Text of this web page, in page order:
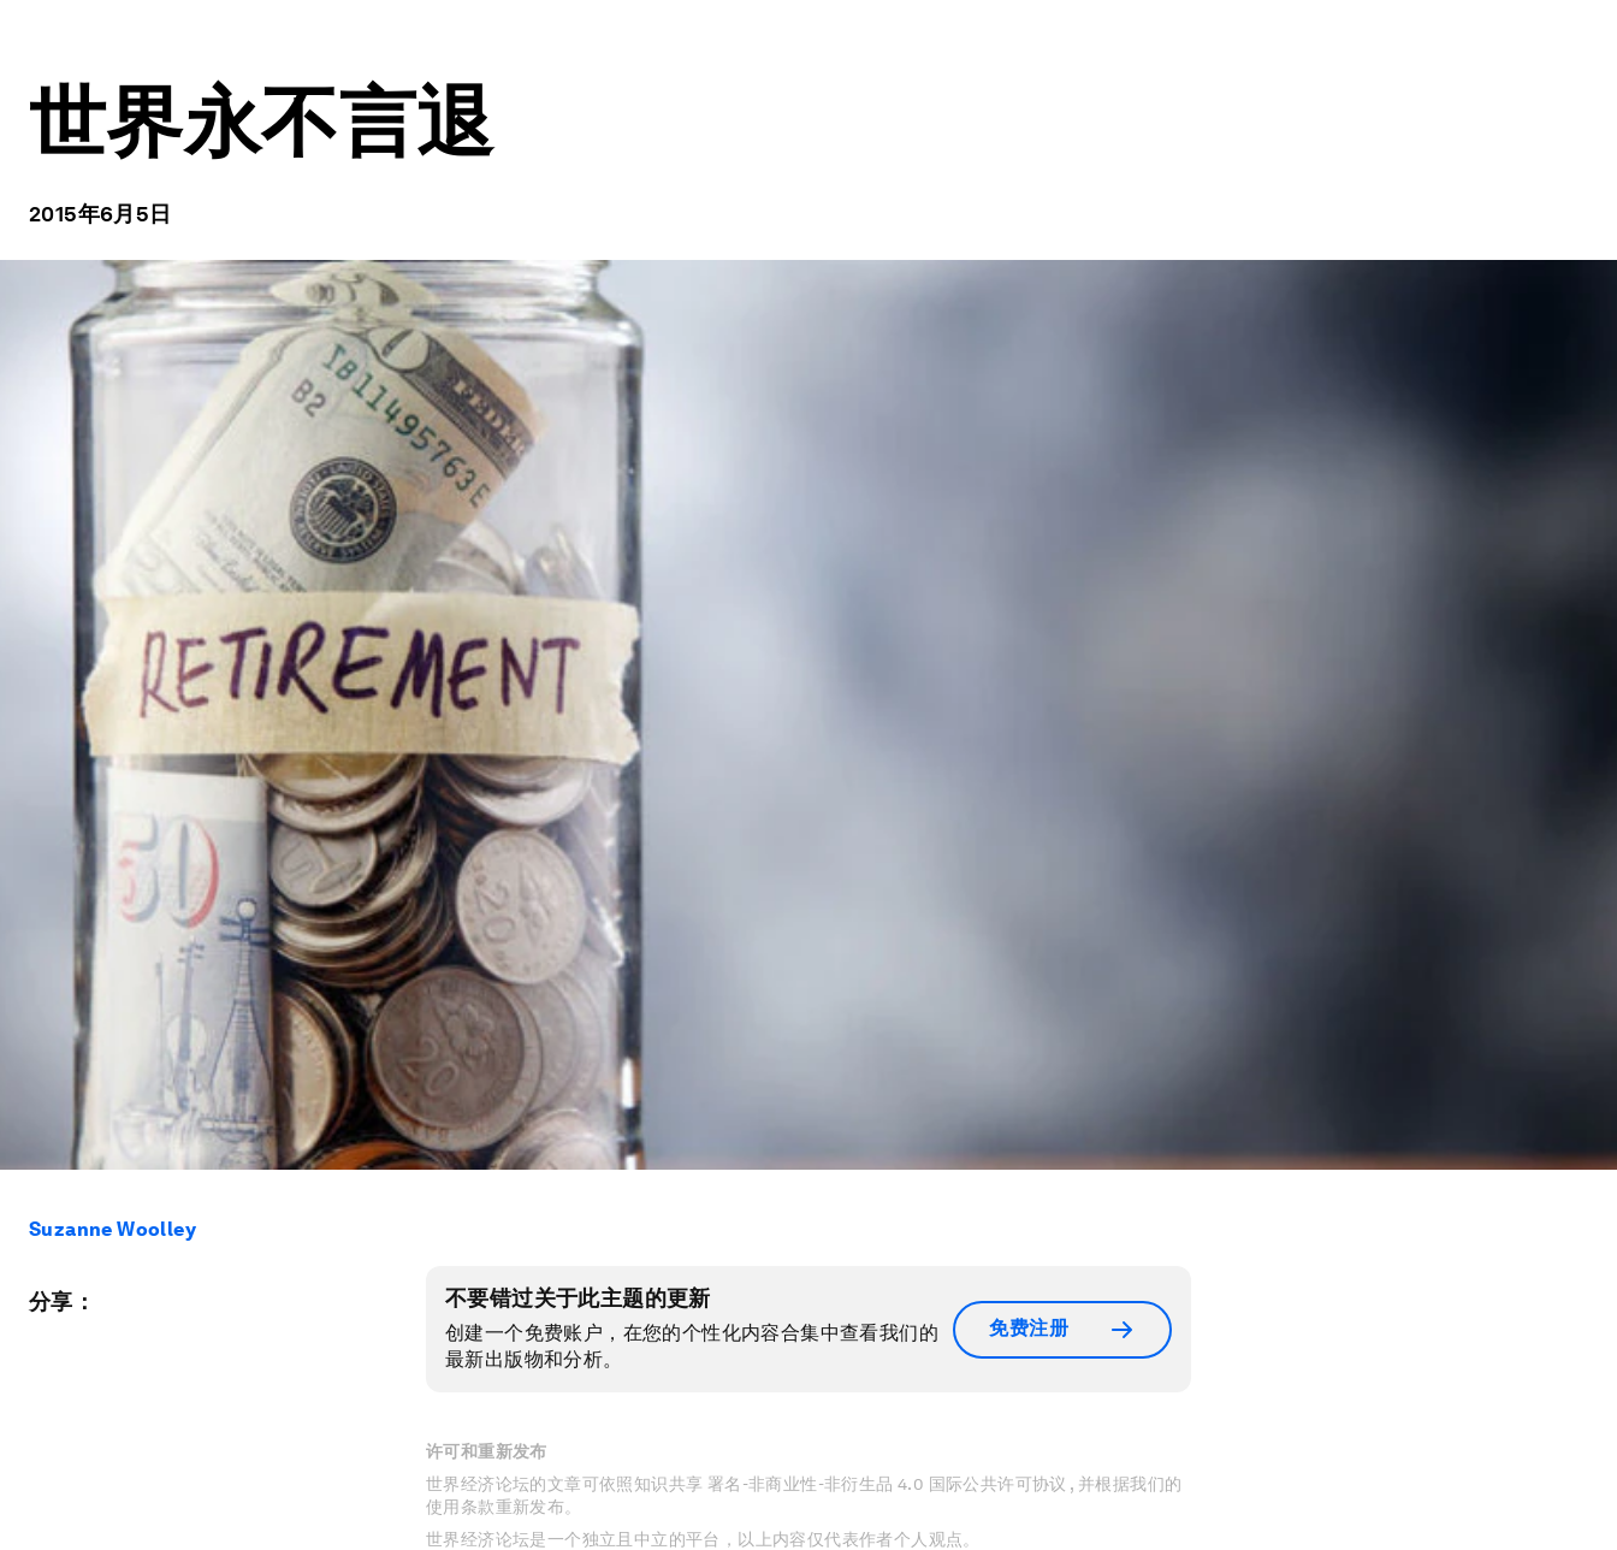
世界永不言退
2015年6月5日
Suzanne Woolley
分享： 不要错过关于此主题的更新
创建一个免费账户，在您的个性化内容合集中查看我们的
最新出版物和分析。
免费注册
许可和重新发布
世界经济论坛的文章可依照知识共享 署名-非商业性-非衍生品 4.0 国际公共许可协议 , 并根据我们的
使用条款重新发布。
世界经济论坛是一个独立且中立的平台，以上内容仅代表作者个人观点。